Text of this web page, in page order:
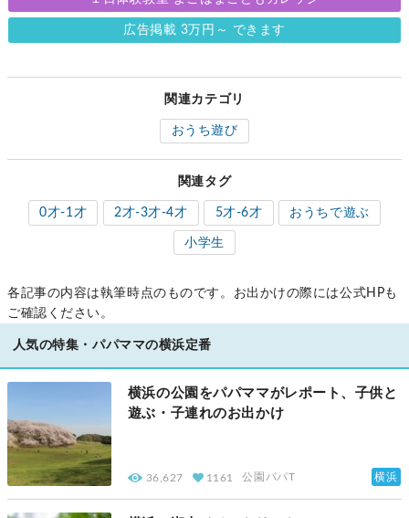
広告掲載 3万円～ できます
関連カテゴリ
おうち遊び
関連タグ
0才-1才 2才-3才-4才 5才-6才 おうちで遊ぶ
小学生
各記事の内容は執筆時点のものです。お出かけの際には公式HPも
ご確認ください。
人気の特集・パパママの横浜定番
横浜の公園をパパママがレポート、子供と
遊ぶ・子連れのお出かけ
36,627 1161 公園パパT 横浜